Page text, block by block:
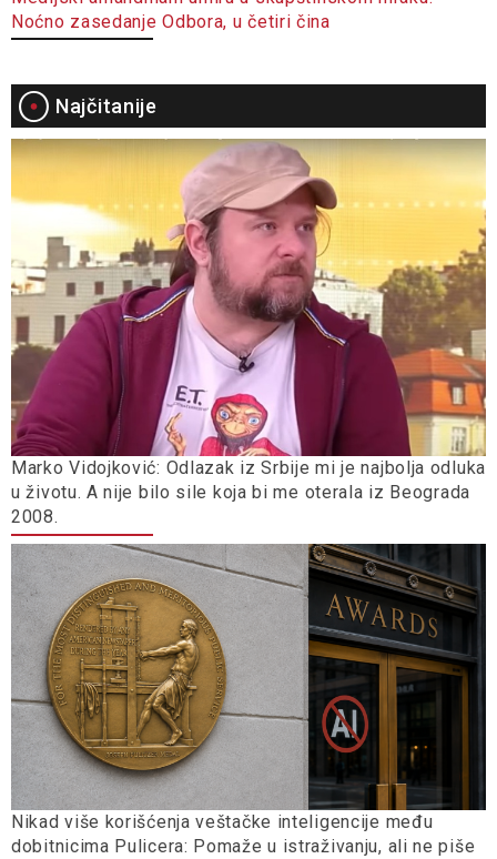
Noćno zasedanje Odbora, u četiri čina
Najčitanije
Marko Vidojković: Odlazak iz Srbije mi je najbolja odluka
u životu. A nije bilo sile koja bi me oterala iz Beograda
2008.
Nikad više korišćenja veštačke inteligencije među
dobitnicima Pulicera: Pomaže u istraživanju, ali ne piše